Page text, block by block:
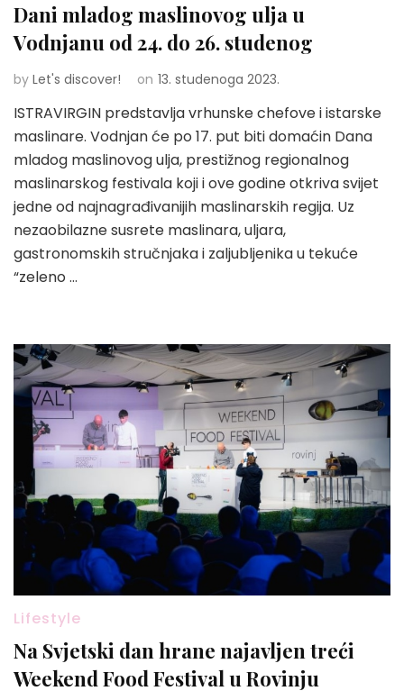
Dani mladog maslinovog ulja u
Vodnjanu od 24. do 26. studenog
by Let's discover! on 13. studenoga 2023.
ISTRAVIRGIN predstavlja vrhunske chefove i istarske
maslinare. Vodnjan će po 17. put biti domaćin Dana
mladog maslinovog ulja, prestižnog regionalnog
maslinarskog festivala koji i ove godine otkriva svijet
jedne od najnagrađivanijih maslinarskih regija. Uz
nezaobilazne susrete maslinara, uljara,
gastronomskih stručnjaka i zaljubljenika u tekuće
“zeleno …
Lifestyle
Na Svjetski dan hrane najavljen treći
Weekend Food Festival u Rovinju